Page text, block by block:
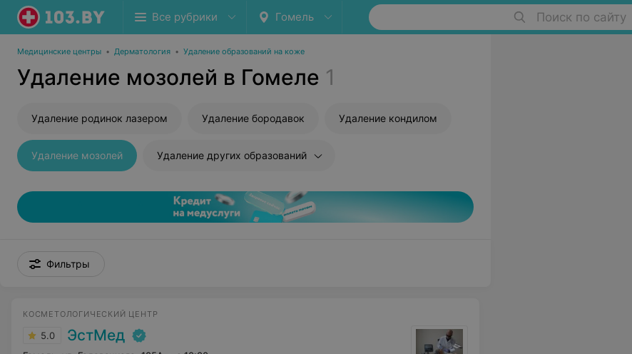
Все рубрики Гомель Поиск по сайту
Медицинские центры • Дерматология • Удаление образований на коже
Удаление мозолей в Гомеле 1
Удаление родинок лазером Удаление бородавок Удаление кондилом
Удаление мозолей Удаление других образований
Фильтры
КОСМЕТОЛОГИЧЕСКИЙ ЦЕНТР
5.0 ЭстМед